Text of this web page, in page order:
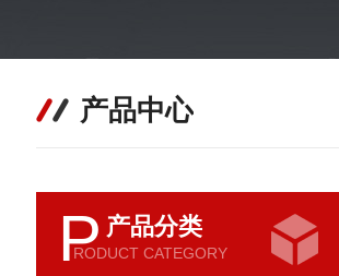
产品中心
P 产品分类
RODUCT CATEGORY